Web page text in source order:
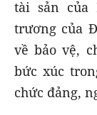
tài sản của
trương của
về bảo vệ,
bức xúc
chức đảng,